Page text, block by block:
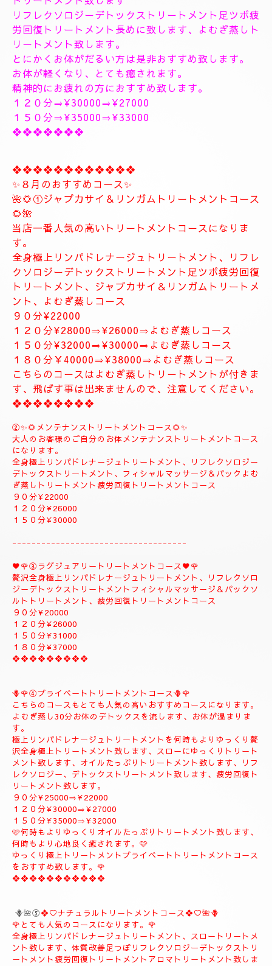
出張＆ルームのご予約のお電話お待ちしています。
❖❖❖❖❖❖❖❖❖❖❖❖❖❖
🥀🌹新しいコース🥀🌹
こちらのコースとても人気の高いトリートメントコー
スになります。
🥀🌹極上全身リンパドレナージュトリートメントコー
ス🥀🌹
全身極上全身リンパドレナージュトリートメント致し
トリートメント致します
リフレクソロジーデトックストリートメント足ツボ疲
労回復トリートメント長めに致します、よむぎ蒸しト
リートメント致します。
とにかくお体がだるい方は是非おすすめ致します。
お体が軽くなり、とても癒されます。
精神的にお疲れの方におすすめ致します。
１２０分⇒¥30000⇒¥27000
１５０分⇒¥35000⇒¥33000
❖❖❖❖❖❖❖
❖❖❖❖❖❖❖❖❖❖❖❖
✨８月のおすすめコース✨
🌺🌻①ジャプカサイ＆リンガムトリートメントコース
🌻🌺
当店一番人気の高いトリートメントコースになりま
す。
全身極上リンパドレナージュトリートメント、リフレ
クソロジーデトックストリートメント足ツボ疲労回復
トリートメント、ジャプカサイ＆リンガムトリートメ
ント、よむぎ蒸しコース
９０分¥22000
１２０分¥28000⇒¥26000⇒よむぎ蒸しコース
１５０分¥32000⇒¥30000⇒よむぎ蒸しコース
１８０分￥40000⇒¥38000⇒よむぎ蒸しコース
❖❖❖❖❖❖❖❖
②✨🌻メンテナンストリートメントコース🌻✨
大人のお客様のご自分のお体メンテナンストリートメントコース
になります。
全身極上リンパドレナージュトリートメント、リフレクソロジー
デトックストリートメント、フィシャルマッサージ＆パックよむ
ぎ蒸しトリートメント疲労回復トリートメントコース
９０分¥22000
------------------------------------
♥️🌹③ラグジュアリートリートメントコース♥️🌹
贅沢全身極上リンパドレナージュトリートメント、リフレクソロ
ジーデトックストリートメントフィシャルマッサージ＆パックソ
ルトトリートメント、疲労回復トリートメントコース
９０分¥20000
１２０分¥26000
１５０分¥31000
１８０分¥37000
❖❖❖❖❖❖❖❖❖
🪻🌹④プライベートトリートメントコース🪻🌹
こちらのコースもとても人気の高いおすすめコースになります。
よむぎ蒸し30分お体のデトックスを流します、お体が温まりま
沢全身極上トリートメント致します、スローにゆっくりトリート
メント致します、オイルたっぷりトリートメント致します、リフ
レクソロジー、デトックストリートメント致します、疲労回復ト
リートメント致します。
９０分¥25000⇒¥22000